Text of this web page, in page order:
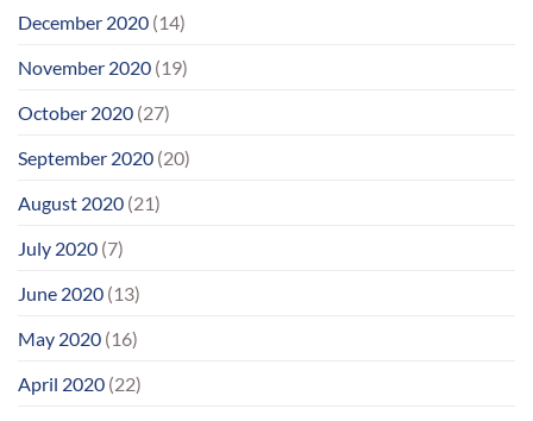
December 2020 (14)
November 2020 (19)
October 2020 (27)
September 2020 (20)
August 2020 (21)
July 2020 (7)
June 2020 (13)
May 2020 (16)
April 2020 (22)